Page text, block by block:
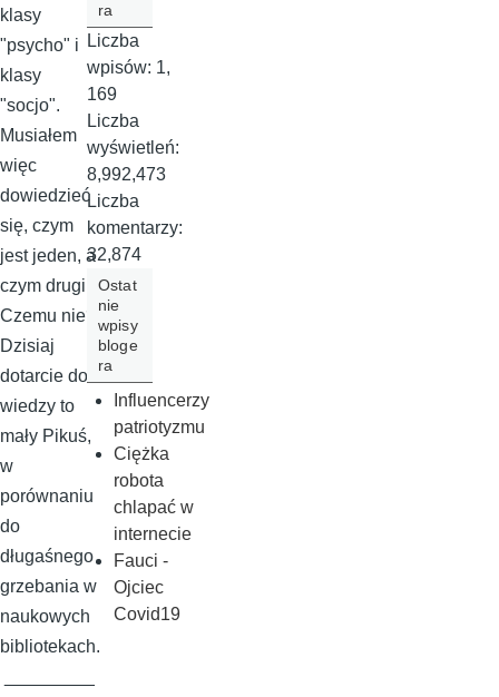
klasy
"psycho" i
klasy
"socjo".
Musiałem
więc
dowiedzieć
się, czym
jest jeden, a
czym drugi.
Czemu nie?
Dzisiaj
dotarcie do
wiedzy to
mały Pikuś,
w
porównaniu
do
długaśnego
grzebania w
naukowych
bibliotekach.
ra
Liczba
wpisów: 1,
169
Liczba
wyświetleń:
8,992,473
Liczba
komentarzy:
32,874
Ostat
nie
wpisy
bloge
ra
Influencerzy
patriotyzmu
Ciężka
robota
chlapać w
internecie
Fauci -
Ojciec
Covid19